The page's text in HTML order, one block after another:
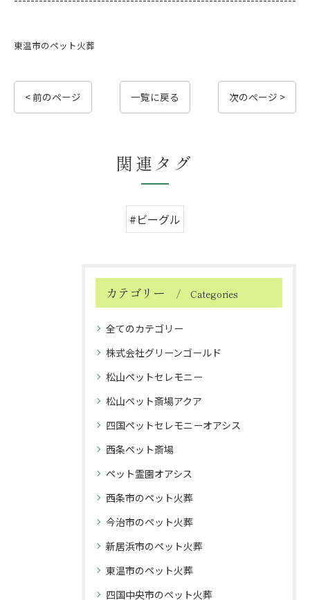
東温市のペット火葬
< 前のページ 一覧に戻る 次のページ >
関連タグ
#ビーグル
カテゴリー Categories
全てのカテゴリー
株式会社グリーンゴールド
松山ペットセレモニー
松山ペット斎場アクア
四国ペットセレモニーオアシス
西条ペット斎場
ペット霊園オアシス
西条市のペット火葬
今治市のペット火葬
新居浜市のペット火葬
東温市のペット火葬
四国中央市のペット火葬